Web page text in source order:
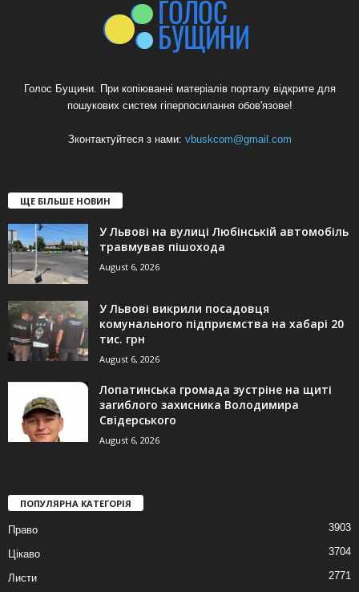
Голос Бущини. При копіюванні матеріалів порталу відкрите для
пошукових систем гіперпосилання обов'язове!
Зконтактуйтеся з нами: vbuskcom@gmail.com
ЩЕ БІЛЬШЕ НОВИН
У Львові на вулиці Любінській автомобіль
травмував пішохода
August 6, 2026
У Львові викрили посадовця
комунального підприємства на хабарі 20
тис. грн
August 6, 2026
Лопатинська громада зустріне на щиті
загиблого захисника Володимира
Свідерського
August 6, 2026
ПОПУЛЯРНА КАТЕГОРІЯ
Право 3903
Цікаво 3704
Листи 2771